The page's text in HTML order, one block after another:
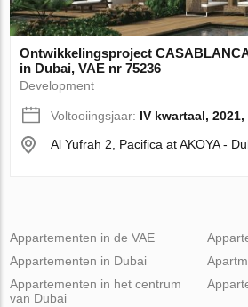
Ontwikkelingsproject
in Dubai, VAE nr 75236
Development
Voltooiingsjaar: IV kwartaal,
Al Yufrah 2, Pacifica at AKOYA -
Appartementen in de VAE
Appartementen in Dubai
Appartementen in het centrum
van Dubai